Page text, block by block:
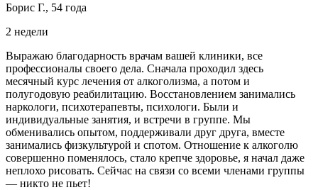
Борис Г., 54 года
2 недели
Выражаю благодарность врачам вашей клиники, все
профессионалы своего дела. Сначала проходил здесь
месячный курс лечения от алкоголизма, а потом и
полугодовую реабилитацию. Восстановлением занимались
наркологи, психотерапевты, психологи. Были и
индивидуальные занятия, и встречи в группе. Мы
обменивались опытом, поддерживали друг друга, вместе
занимались физкультурой и спотом. Отношение к алкоголю
совершенно поменялось, стало крепче здоровье, я начал даже
неплохо рисовать. Сейчас на связи со всеми членами группы
— никто не пьет!